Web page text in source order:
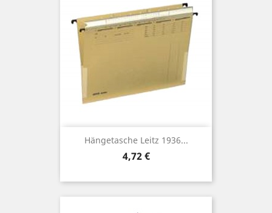
Hängetasche Leitz 1936...
Preis
4,72 €